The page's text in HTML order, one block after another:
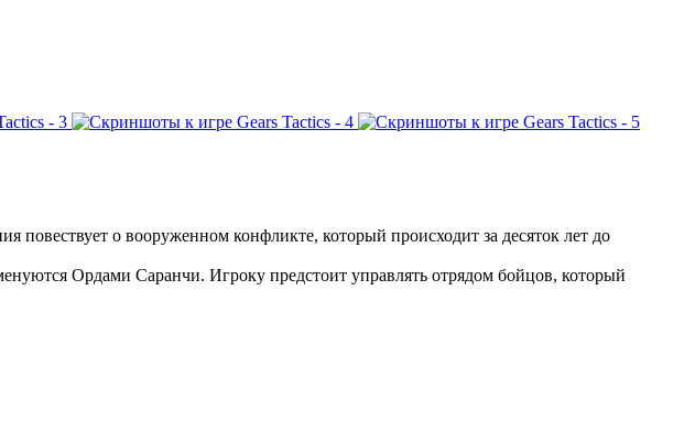
повествует о вооруженном конфликте, который происходит за десяток лет до
Ордами Саранчи. Игроку предстоит управлять отрядом бойцов, который